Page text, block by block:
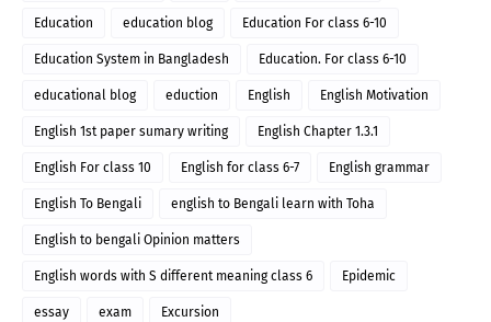
Education education blog Education For class 6-10
Education System in Bangladesh Education. For class 6-10
educational blog eduction English English Motivation
English 1st paper sumary writing English Chapter 1.3.1
English For class 10 English for class 6-7 English grammar
English To Bengali english to Bengali learn with Toha
English to bengali Opinion matters
English words with S different meaning class 6 Epidemic
essay exam Excursion